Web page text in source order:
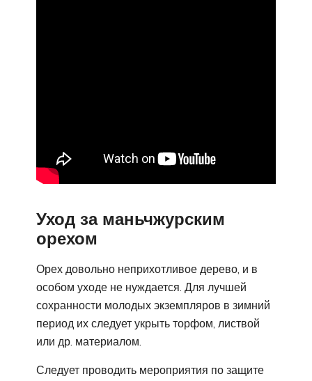
Уход за маньчжурским
орехом
Орех довольно неприхотливое дерево, и в
особом уходе не нуждается. Для лучшей
сохранности молодых экземпляров в зимний
период их следует укрыть торфом, листвой
или др. материалом.
Следует проводить мероприятия по защите